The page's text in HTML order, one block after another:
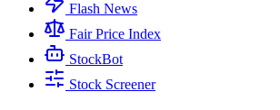
Flash News
Fair Price Index
StockBot
Stock Screener